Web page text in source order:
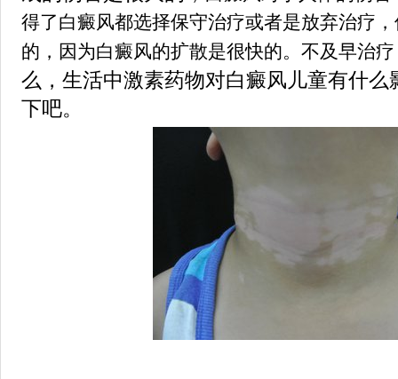
得了白癜风都选择保守治疗或者是放弃治疗
的，因为白癜风的扩散是很快的。不及早治
么，生活中激素药物对白癜风儿童有什么
下吧。